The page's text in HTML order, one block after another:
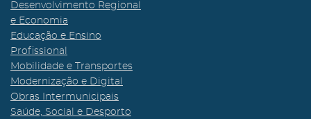
Desenvolvimento Regional
e Economia
Educação e Ensino
Profissional
Mobilidade e Transportes
Modernização e Digital
Obras Intermunicipais
Saúde, Social e Desporto